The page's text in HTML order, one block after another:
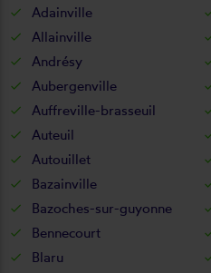
Adainville
Allainville
Andrésy
Aubergenville
Auffreville-brasseuil
Auteuil
Autouillet
Bazainville
Bazoches-sur-guyonne
Bennecourt
Blaru